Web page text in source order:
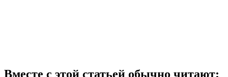
Вместе с этой статьей обычно читают: